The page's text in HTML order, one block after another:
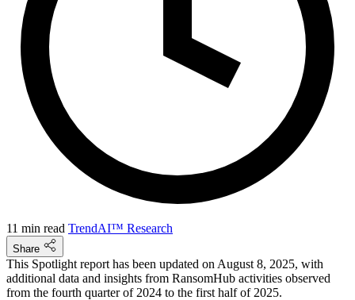
11 min read TrendAI™ Research
Share
This Spotlight report has been updated on August 8, 2025, with
additional data and insights from RansomHub activities observed
from the fourth quarter of 2024 to the first half of 2025.